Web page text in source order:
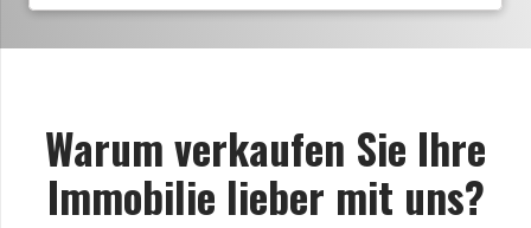
Warum verkaufen Sie Ihre
Immobilie lieber mit uns?